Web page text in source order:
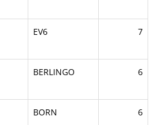
EV6 7
BERLINGO 6
BORN 6